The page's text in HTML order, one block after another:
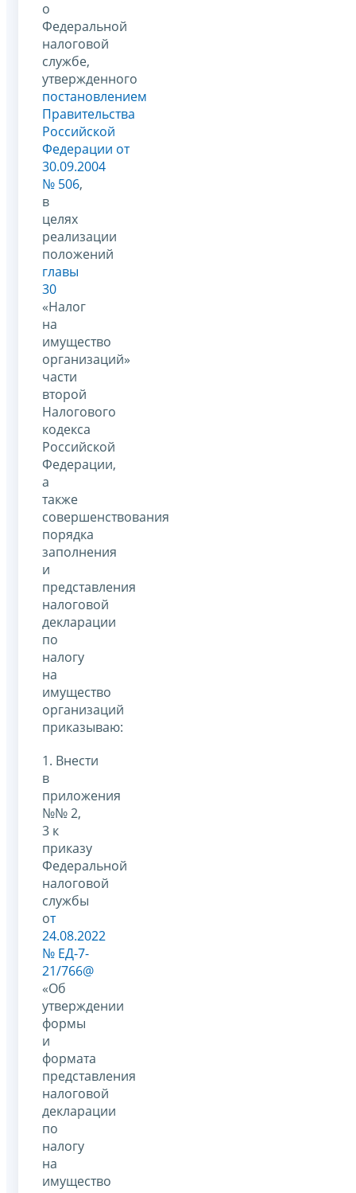
о
Федеральной
налоговой
службе,
утвержденного
постановлением
Правительства
Российской
Федерации от
30.09.2004
№ 506,
в
целях
реализации
положений
главы
30
«Налог
на
имущество
организаций»
части
второй
Налогового
кодекса
Российской
Федерации,
а
также
совершенствования
порядка
заполнения
и
представления
налоговой
декларации
по
налогу
на
имущество
организаций
приказываю:
1. Внести
в
приложения
№№ 2,
3 к
приказу
Федеральной
налоговой
службы
от
24.08.2022
№ ЕД-7-
21/766@
«Об
утверждении
формы
и
формата
представления
налоговой
декларации
по
налогу
на
имущество